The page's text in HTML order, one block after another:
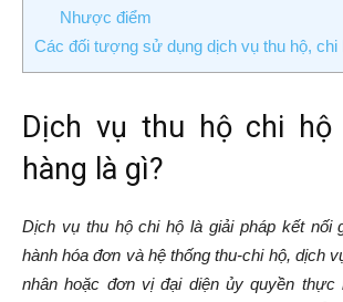
Nhược điểm
Các đối tượng sử dụng dịch vụ thu hộ, chi
Dịch vụ thu hộ chi hộ
hàng là gì?
Dịch vụ thu hộchi hộ là giải pháp kết nối
hành hóa đơn và hệ thống thu-chi hộ, dịch
nhân hoặc đơn vị đại diện ủy quyền thực